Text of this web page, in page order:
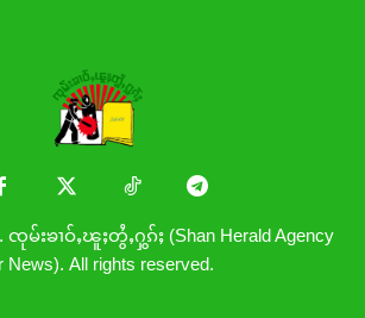
ၸုမ်းၶၢဝ်ႇၽူႈတွႆႇႁွၵ်ႈ (Shan Herald Agency
News). All rights reserved.